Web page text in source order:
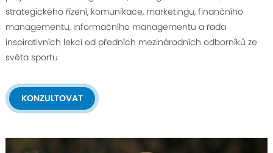
strategického řízení, komunikace, marketingu, finančního
managementu, informačního managementu a řada
inspirativních lekcí od předních mezinárodních odborníků ze
světa sportu
KONZULTOVAT